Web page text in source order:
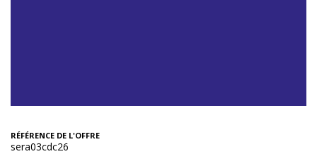
RÉFÉRENCE DE L'OFFRE
sera03cdc26